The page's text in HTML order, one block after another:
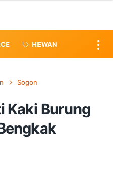
HEWAN
Sogon
Kaki Burung